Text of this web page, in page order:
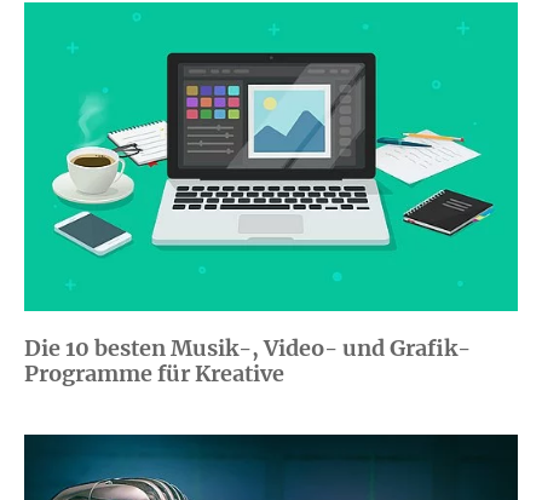
Die 10 besten Musik-, Video- und Grafik-
Programme für Kreative